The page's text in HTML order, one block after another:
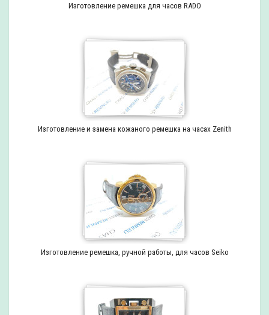
Изготовление ремешка для часов RADO
Изготовление и замена кожаного ремешка на часах Zenith
Изготовление ремешка, ручной работы, для часов Seiko